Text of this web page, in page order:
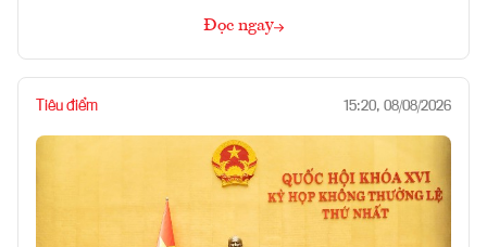
Đọc ngay
Tiêu điểm 15:20, 08/08/2026